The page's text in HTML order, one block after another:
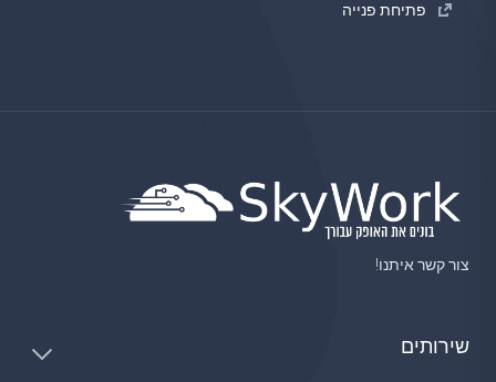
פתיחת פנייה
צור קשר איתנו!
שירותים